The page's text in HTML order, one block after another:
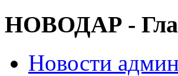
НОВОДАР -
Новости